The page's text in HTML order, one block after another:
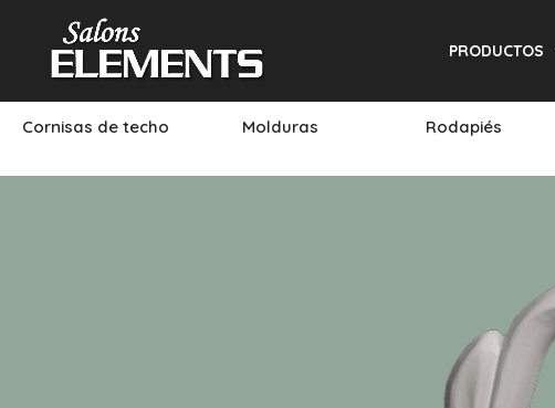
PRODUCTOS
Cornisas de techo Molduras Rodapiés